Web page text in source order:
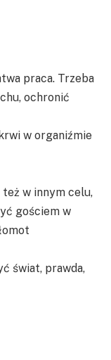
praca. Trzeba
ochronić
w organiźmie
w innym celu,
gościem w
świat, prawda,